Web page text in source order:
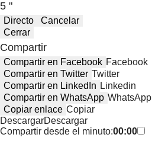
5 "
Directo
Cancelar
Cerrar
Compartir
Compartir en Facebook Facebook
Compartir en Twitter Twitter
Compartir en LinkedIn Linkedin
Compartir en WhatsApp WhatsApp
Copiar enlace Copiar
DescargarDescargar
Compartir desde el minuto:00:00